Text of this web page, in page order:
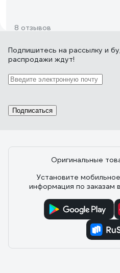
8 отзывов
Отзыв о Растворитель
1л 51000
Покупаю не в первый раз.
масло оттирать (в этот раз
23 отзыва
Отзыв о Уайт-спирит
Подпишитесь на рассылку и
распродажи ждут!
Подписаться
Оригинальные
Установите
информация по заказам